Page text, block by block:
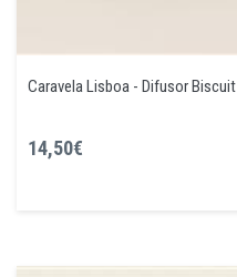
Caravela Lisboa - Difusor Biscuit
14,50€